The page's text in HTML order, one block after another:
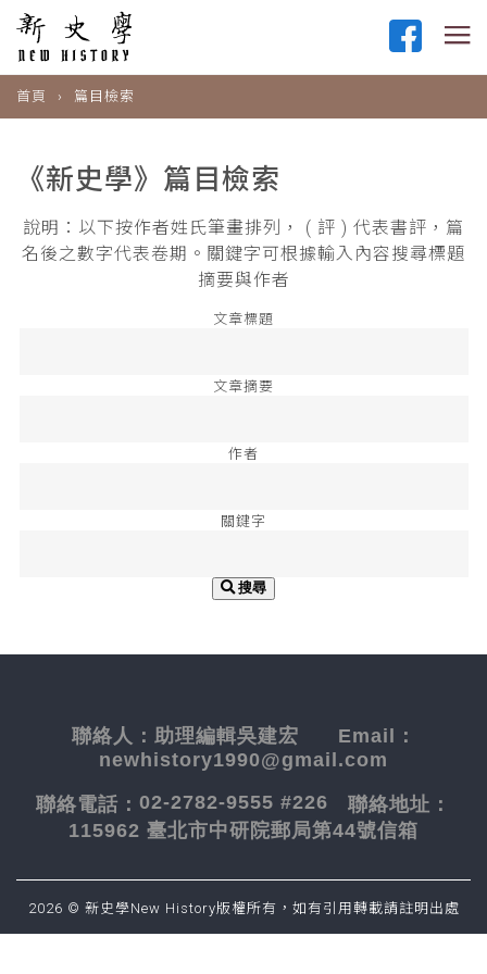
首頁 篇目檢索
《新史學》篇目檢索
說明：以下按作者姓氏筆畫排列， ( 評 ) 代表書評，篇
名後之數字代表卷期。關鍵字可根據輸入內容搜尋標題
摘要與作者
文章標題
文章摘要
作者
關鍵字
搜尋
聯絡人： 助理編輯吳建宏 Email：
newhistory1990@gmail.com
聯絡電話： 02-2782-9555 #226 聯絡地址：
115962 臺北市中研院郵局第44號信箱
2026 © 新史學New History版權所有，如有引用轉載請註明出處